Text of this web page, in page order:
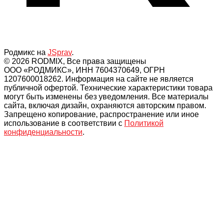
Родмикс на JSprav.
© 2026 RODMIX, Все права защищены
ООО «РОДМИКС», ИНН 7604370649, ОГРН
1207600018262. Информация на сайте не является
публичной офертой. Технические характеристики товара
могут быть изменены без уведомления. Все материалы
сайта, включая дизайн, охраняются авторским правом.
Запрещено копирование, распространение или иное
использование в соответствии с Политикой
конфиденциальности.